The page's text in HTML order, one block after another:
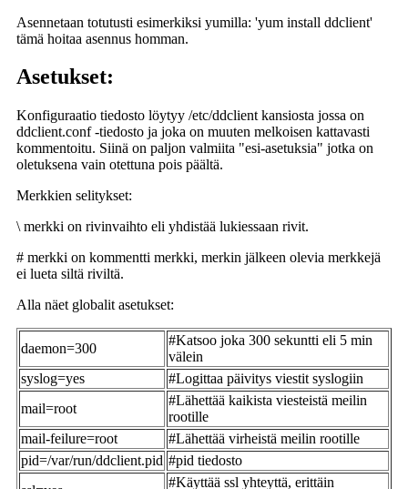
Asennetaan totutusti esimerkiksi yumilla: 'yum install ddclient'
tämä hoitaa asennus homman.
Asetukset:
Konfiguraatio tiedosto löytyy /etc/ddclient kansiosta jossa on
ddclient.conf -tiedosto ja joka on muuten melkoisen kattavasti
kommentoitu. Siinä on paljon valmiita "esi-asetuksia" jotka on
oletuksena vain otettuna pois päältä.
Merkkien selitykset:
\ merkki on rivinvaihto eli yhdistää lukiessaan rivit.
# merkki on kommentti merkki, merkin jälkeen olevia merkkejä
ei lueta siltä riviltä.
Alla näet globalit asetukset:
daemon=300
#Katsoo joka 300 sekuntti eli 5 min
välein
syslog=yes
#Logittaa päivitys viestit syslogiin
mail=root
#Lähettää kaikista viesteistä meilin
rootille
mail-feilure=root
#Lähettää virheistä meilin rootille
pid=/var/run/ddclient.pid #pid tiedosto
#Käyttää ssl yhteyttä, erittäin